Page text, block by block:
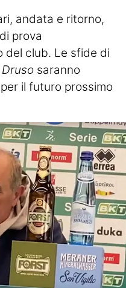
andata e ritorno,
prova
del club. Le sfide di
Druso saranno
il futuro prossimo